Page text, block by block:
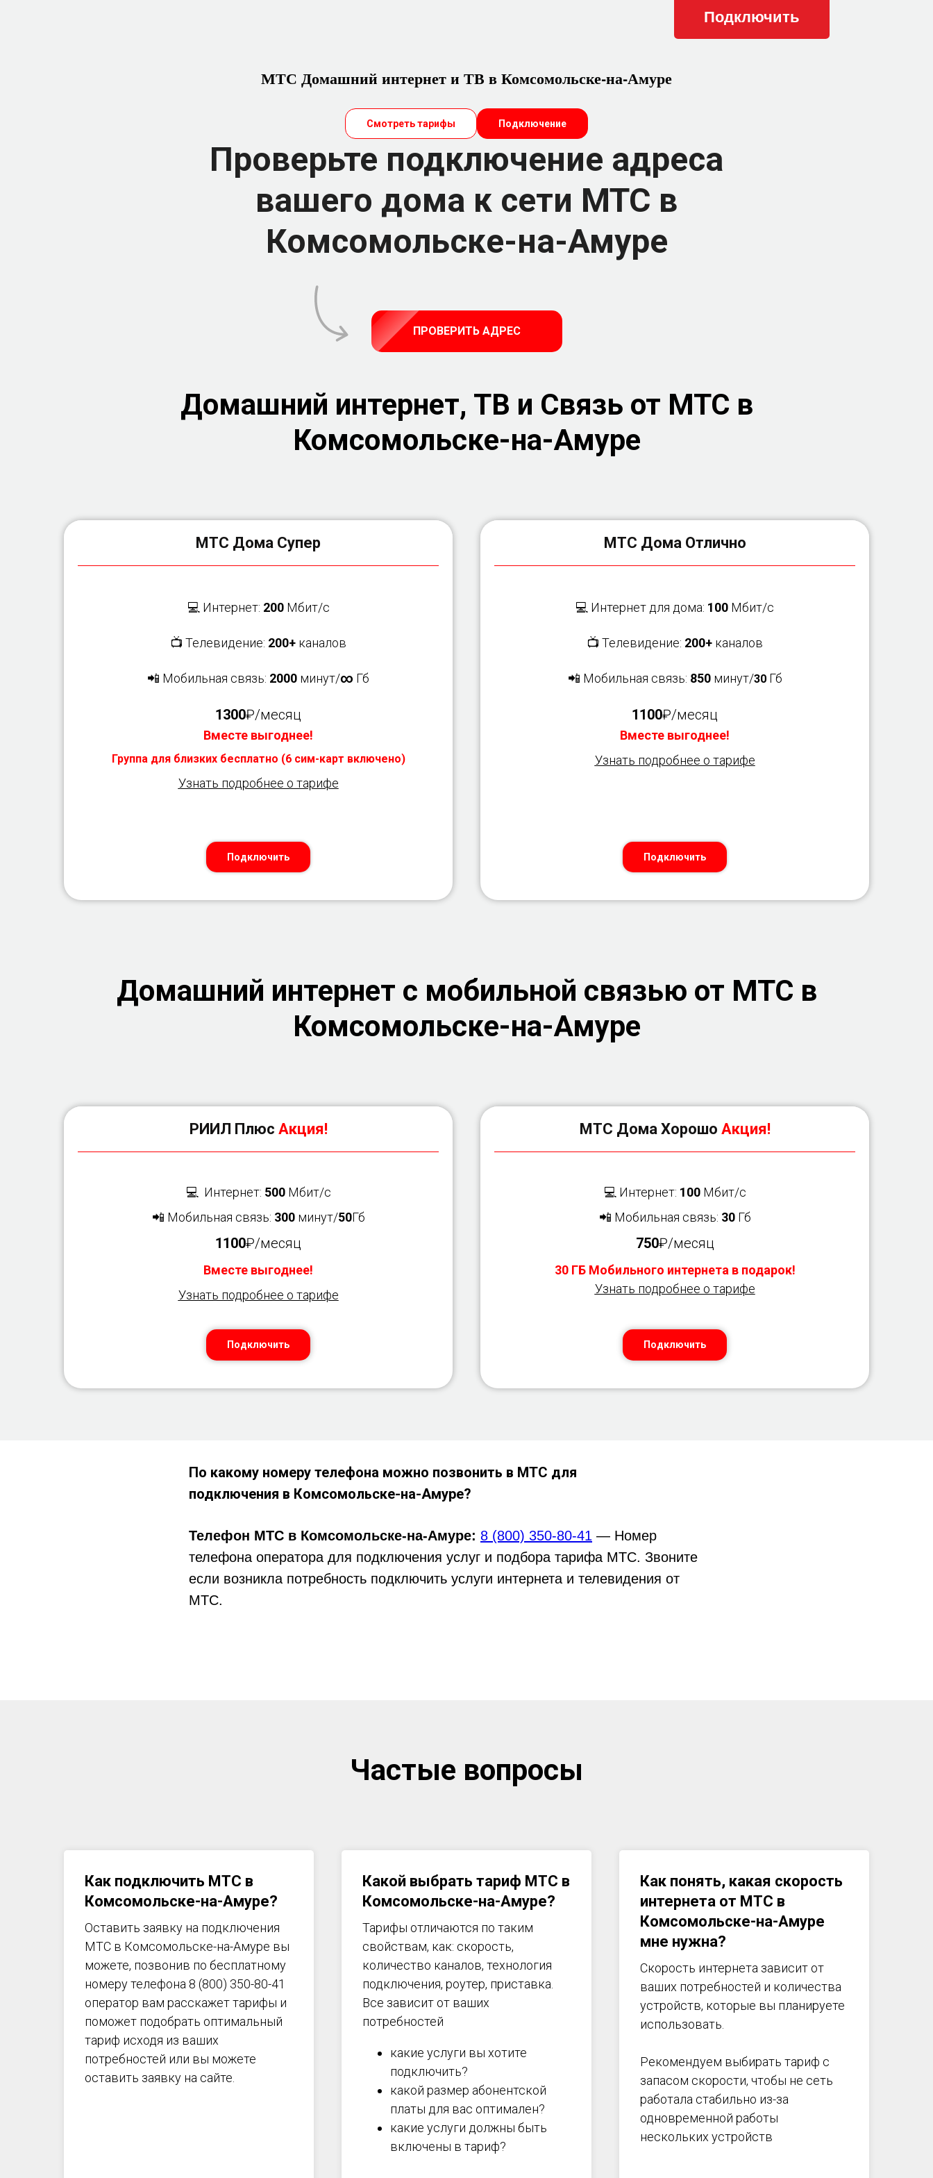
МТС Домашний интернет и ТВ в Комсомольске-на-Амуре
Смотреть тарифы Подключение
Проверьте подключение адреса
вашего дома к сети МТС в
Комсомольске-на-Амуре
ПРОВЕРИТЬ АДРЕС
Домашний интернет, ТВ и Связь от МТС в
Комсомольске-на-Амуре
МТС Дома Супер
💻 Интернет: 200Мбит/с
📺 Телевидение: 200+ каналов
📲 Мобильная связь: 2000 минут/∞ Гб
1300₽/месяц
Вместе выгоднее!
Группа для близких бесплатно (6 сим-карт включено)
Узнать подробнее о тарифе
Подключить
МТС Дома Отлично
💻 Интернет для дома: 100 Мбит/с
📺 Телевидение: 200+ каналов
📲 Мобильная связь: 850минут/30Гб
1100₽/месяц
Вместе выгоднее!
Узнать подробнее о тарифе
Подключить
Домашний интернет с мобильной связью от МТС в
Комсомольске-на-Амуре
РИИЛ Плюс Акция!
💻 Интернет: 500 Мбит/с
📲 Мобильная связь: 300 минут/50Гб
1100₽/месяц
Вместе выгоднее!
Узнать подробнее о тарифе
Подключить
МТС Дома Хорошо Акция!
💻 Интернет: 100 Мбит/с
📲 Мобильная связь: 30Гб
750₽/месяц
30 ГБ Мобильного интернета в подарок!
Узнать подробнее о тарифе
Подключить
Телефон МТС в Комсомольске-на-Амуре: 8 (800) 350-80-41 — Номер
телефона оператора для подключения услуг и подбора тарифа МТС. Звоните
если возникла потребность подключить услуги интернета и телевидения от
МТС.
По какому номеру телефона можно позвонить в МТС для
подключения в Комсомольске-на-Амуре?
Частые вопросы
Как подключить МТС в
Комсомольске-на-Амуре?
Оставить заявку на подключения
МТС в Комсомольске-на-Амуре вы
можете, позвонив по бесплатному
номеру телефона 8 (800) 350-80-41
оператор вам расскажет тарифы и
поможет подобрать оптимальный
тариф исходя из ваших
потребностей или вы можете
оставить заявку на сайте.
Какой выбрать тариф МТС в
Комсомольске-на-Амуре?
Тарифы отличаются по таким
свойствам, как: скорость,
количество каналов, технология
подключения, роутер, приставка.
Все зависит от ваших
потребностей
какие услуги вы хотите
подключить?
какой размер абонентской
платы для вас оптимален?
какие услуги должны быть
включены в тариф?
Как понять, какая скорость
интернета от МТС в
Комсомольске-на-Амуре
мне нужна?
Скорость интернета зависит от
ваших потребностей и количества
устройств, которые вы планируете
использовать.
Рекомендуем выбирать тариф с
запасом скорости, чтобы не сеть
работала стабильно из-за
одновременной работы
нескольких устройств